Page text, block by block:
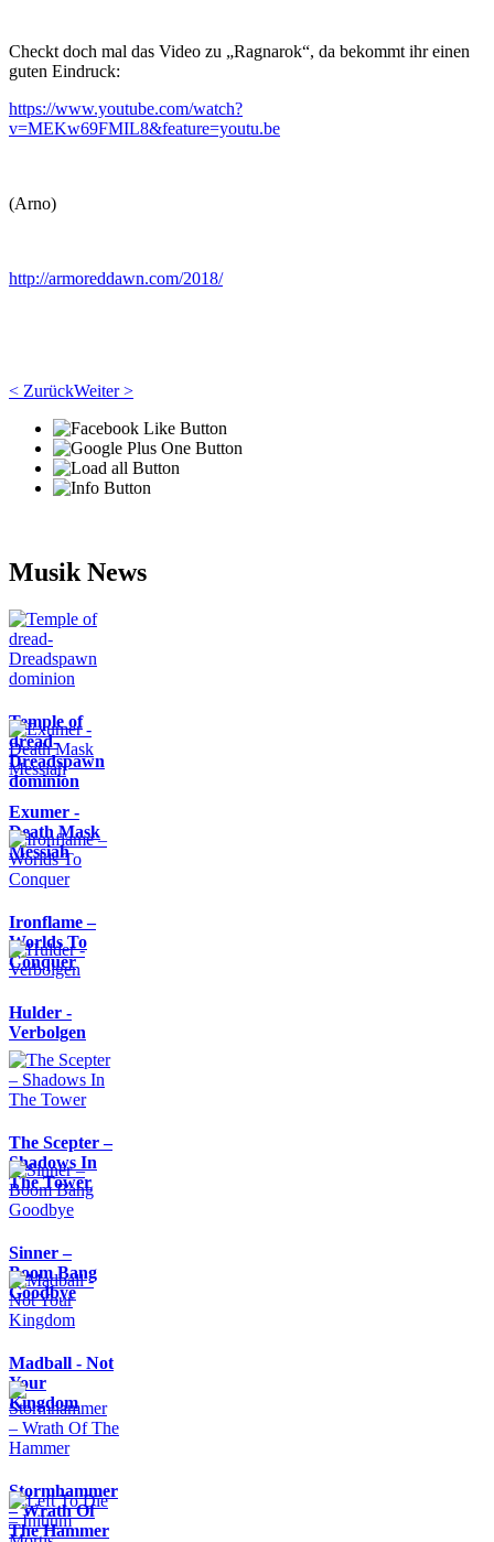
Checkt doch mal das Video zu „Ragnarok“, da bekommt ihr einen
guten Eindruck:
https://www.youtube.com/watch?
v=MEKw69FMIL8&feature=youtu.be
(Arno)
http://armoreddawn.com/2018/
< ZurückWeiter >
Musik News
Temple of
dread-
Dreadspawn
dominion
Exumer -
Death Mask
Messiah
Ironflame –
Worlds To
Conquer
Hulder -
Verbolgen
The Scepter –
Shadows In
The Tower
Sinner –
Boom Bang
Goodbye
Madball - Not
Your
Kingdom
Stormhammer
– Wrath Of
The Hammer